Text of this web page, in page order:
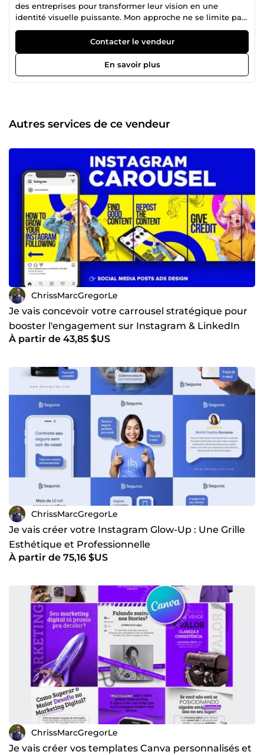
des entreprises pour transformer leur vision en une
identité visuelle puissante. Mon approche ne se limite pas
à l'esthétique : je conçois des outils de communication qui
servent vos objectifs de croissance. En tant que Directeur
Créatif, je maîtrise l'intégralité de la chaîne de valeur de
l'image de marque : • Stratégie de Marque (Branding) :
Audit, positionnement et création d'identités (Logo, Charte
captation drone pour un contenu unique. • Expertise
Événementielle : Création d'univers visuels pour
Mentor et Consultant. Engagé socialement et certifié dans
l'humanitaire, je place l'éthique et l'humain au cœur de
mes collaborations. Ma double casquette de stratège et
d'exécutant me permet de comprendre vos enjeux
business tout en garantissant une exécution technique
irréprochable.
Contacter le vendeur
En savoir plus
Autres services de ce vendeur
ChrissMarcGregorLe
Je vais concevoir votre carrousel stratégique pour
booster l'engagement sur Instagram & LinkedIn
À partir de 43,85 $US
ChrissMarcGregorLe
Je vais créer votre Instagram Glow-Up : Une Grille
Esthétique et Professionnelle
À partir de 75,16 $US
ChrissMarcGregorLe
Je vais créer vos templates Canva personnalisés et